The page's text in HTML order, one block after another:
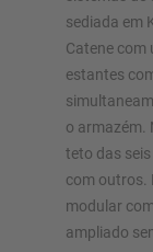
sediada em
Catene com
estantes
o armazém.
teto das
com outros.
modular
ampliado